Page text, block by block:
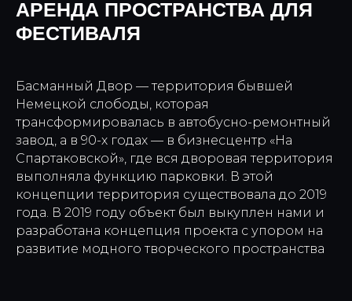
АРЕНДА ПРОСТРАНСТВА ДЛЯ
ФЕСТИВАЛЯ
Басманный Двор — территория бывшей
Немецкой слободы, которая
трансформировалась в автобусно-ремонтный
завод, а в 90-х годах — в бизнесцентр «На
Спартаковской», где вся дворовая территория
выполняла функцию парковки. В этой
концепции территория существовала до 2019
года. В 2019 году объект был выкуплен нами и
разработана концепция проекта с упором на
развитие модного творческого пространства